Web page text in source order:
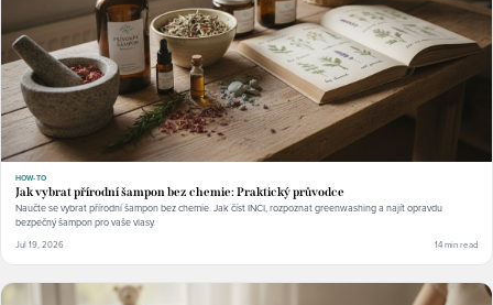
HOW-TO
Jak vybrat přírodní šampon bez chemie: Praktický průvodce
Naučte se vybrat přírodní šampon bez chemie. Jak číst INCI, rozpoznat greenwashing a najít opravdu
bezpečný šampon pro vaše vlasy.
Jul 19, 2026 14 min read